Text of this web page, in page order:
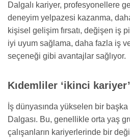
Dalgalı kariyer, profesyonellere
deneyim yelpazesi kazanma,
kişisel gelişim fırsatı, değişen iş
iyi uyum sağlama, daha fazla iş
seçeneği gibi avantajlar sağlıyor.
Kıdemliler ‘ikinci
İş dünyasında yükselen bir
Dalgası. Bu, genellikle orta yaş
çalışanların kariyerlerinde bir